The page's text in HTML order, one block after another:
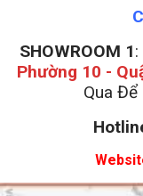
SHOWROOM 1:
Phường 10 -
Qua